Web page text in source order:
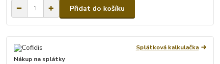
Přidat do košíku
Splátková kalkulačka
Nákup na splátky